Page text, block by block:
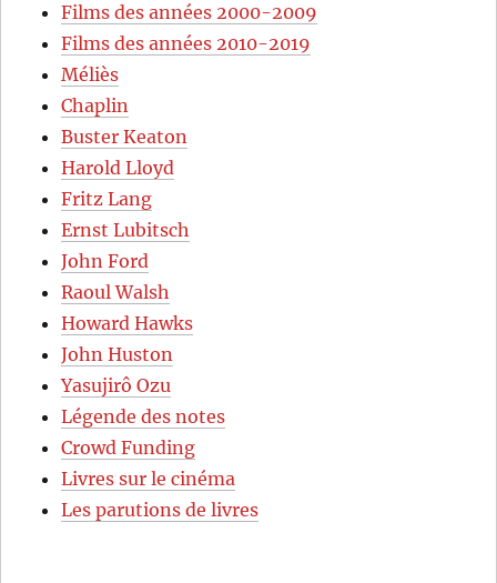
Films des années 2000-2009
Films des années 2010-2019
Méliès
Chaplin
Buster Keaton
Harold Lloyd
Fritz Lang
Ernst Lubitsch
John Ford
Raoul Walsh
Howard Hawks
John Huston
Yasujirô Ozu
Légende des notes
Crowd Funding
Livres sur le cinéma
Les parutions de livres